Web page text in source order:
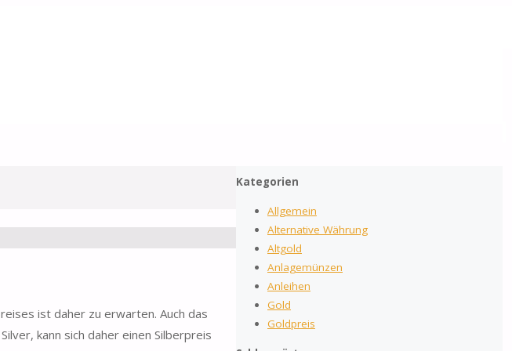
ist daher zu erwarten. Auch das
kann sich daher einen Silberpreis
Kategorien
Allgemein
Alternative Währung
Altgold
Anlagemünzen
Anleihen
Gold
Goldpreis